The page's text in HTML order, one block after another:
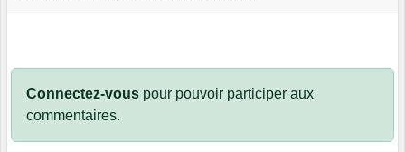
Connectez-vous pour pouvoir participer aux
commentaires.